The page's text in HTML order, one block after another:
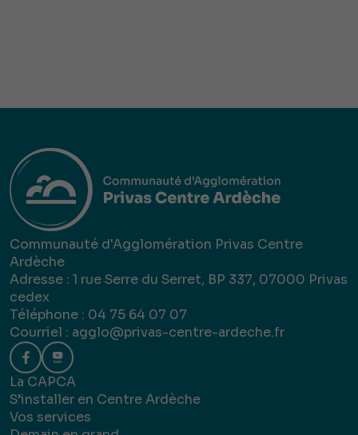
Communauté d'Agglomération Privas Centre
Ardèche
Adresse : 1 rue Serre du Serret, BP 337, 07000 Privas
cedex
Téléphone : 04 75 64 07 07
Courriel : agglo@privas-centre-ardeche.fr
La CAPCA
S’installer en Centre Ardèche
Vos services